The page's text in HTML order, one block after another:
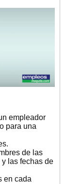
empleador
para una
de las
las fechas de
en cada